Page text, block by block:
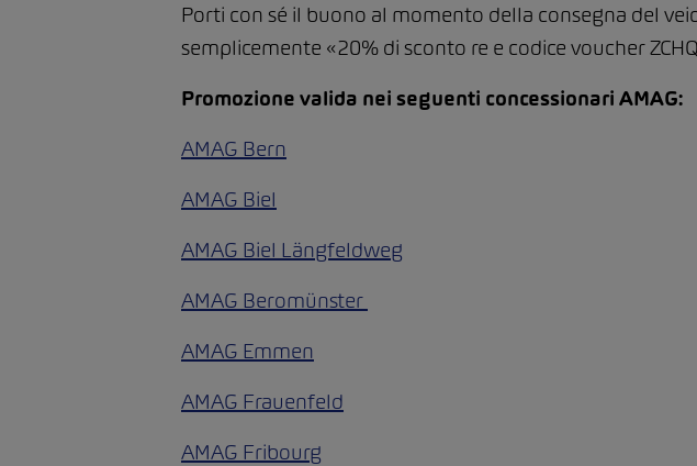
Porti con sé il buono al momento della consegna del
semplicemente «20% di sconto re e codice voucher
Promozione valida nei seguenti concessionari AMAG:
AMAG Bern
AMAG Biel
AMAG Biel Längfeldweg
AMAG Beromünster
AMAG Emmen
AMAG Frauenfeld
AMAG Fribourg